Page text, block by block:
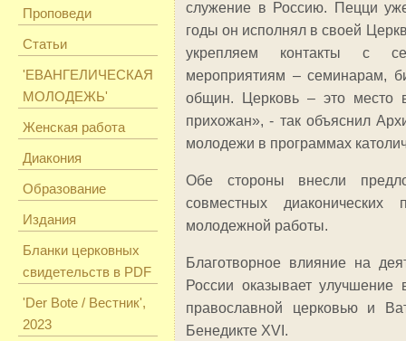
Проповеди
Статьи
'ЕВАНГЕЛИЧЕСКАЯ
МОЛОДЕЖЬ'
Женская работа
Диакония
Образование
Издания
Бланки церковных
свидетельств в PDF
'Der Bote / Вестник',
2023
служение в Россию. Пецци
годы он исполнял в своей
укрепляем контакты с
мероприятиям – семинарам,
общин. Церковь – это место
прихожан», - так объяснил
молодежи в программах
Обе стороны внесли
совместных
молодежной работы.
Благотворное влияние на
России оказывает улучшение
православной церковью и
Бенедикте XVI .